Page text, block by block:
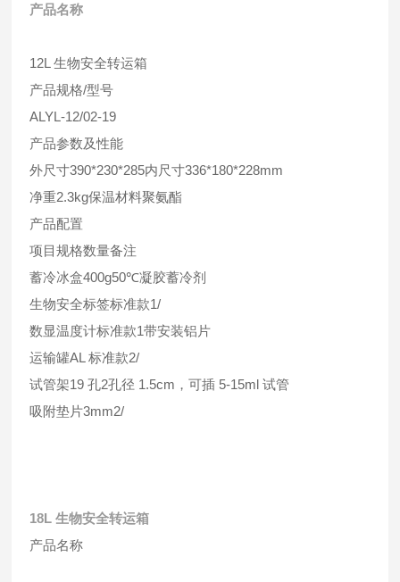
产品名称
12L 生物安全转运箱
产品规格/型号
ALYL-12/02-19
产品参数及性能
外尺寸390*230*285内尺寸336*180*228mm
净重2.3kg保温材料聚氨酯
产品配置
项目规格数量备注
蓄冷冰盒400g50℃凝胶蓄冷剂
生物安全标签标准款1/
数显温度计标准款1带安装铝片
运输罐AL 标准款2/
试管架19 孔2孔径 1.5cm，可插 5-15ml 试管
吸附垫片3mm2/
18L 生物安全转运箱
产品名称